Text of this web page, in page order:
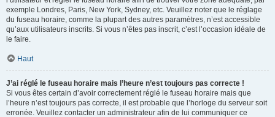
exemple Londres, Paris, New York, Sydney, etc. Veuillez noter que le réglage
du fuseau horaire, comme la plupart des autres paramètres, n’est accessible
qu’aux utilisateurs inscrits. Si vous n’êtes pas inscrit, c’est l’occasion idéale de
le faire.
Haut
J’ai réglé le fuseau horaire mais l’heure n’est toujours pas correcte !
Si vous êtes certain d’avoir correctement réglé le fuseau horaire mais que
l’heure n’est toujours pas correcte, il est probable que l’horloge du serveur soit
erronée. Veuillez contacter un administrateur afin de lui communiquer ce